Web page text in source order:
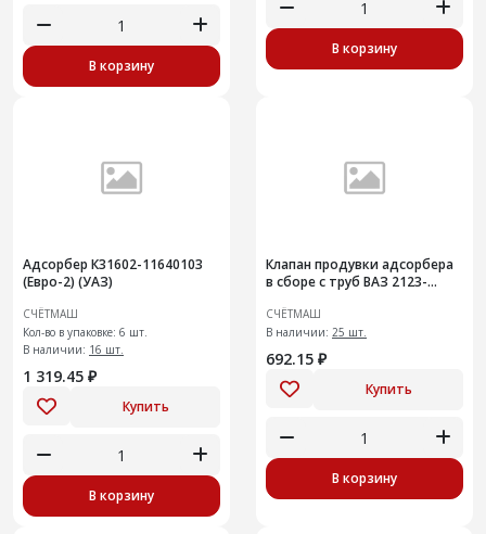
В корзину
В корзину
Адсорбер К31602-11640103
(Евро-2) (УАЗ)
СЧЁТМАШ
Кол-во в упаковке: 6 шт.
В наличии: 16 шт.
1 319.45 ₽
Купить
В корзину
Клапан продувки адсорбера
в сборе с труб ВАЗ 2123-
СЧЁТМАШ
В наличии: 25 шт.
692.15 ₽
Купить
В корзину